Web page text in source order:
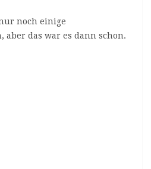
noch einige
aber das war es dann schon.